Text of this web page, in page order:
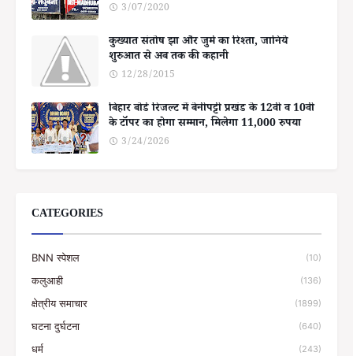
3/07/2020
कुख्यात संतोष झा और जुर्म का रिश्ता, जानिये
शुरुआत से अब तक की कहानी
12/28/2015
बिहार बोर्ड रिजल्ट में बेनीपट्टी प्रखंड के 12वीं व 10वीं
के टॉपर का होगा सम्मान, मिलेगा 11,000 रुपया
3/24/2026
CATEGORIES
BNN स्पेशल (10)
कलुआही (136)
क्षेत्रीय समाचार (1899)
घटना दुर्घटना (640)
धर्म (243)